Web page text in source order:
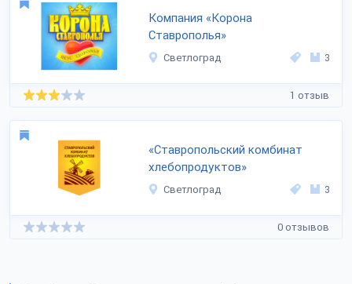
Компания «Корона
Ставрополья»
Светлоград 3
1 отзыв
«Ставропольский комбинат
хлебопродуктов»
Светлоград 3
0 отзывов